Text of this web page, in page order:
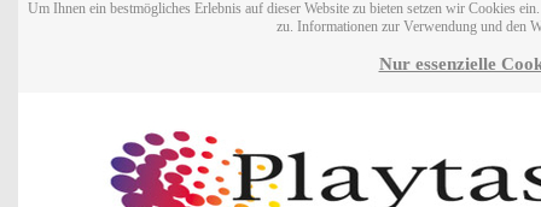
Um Ihnen ein bestmögliches Erlebnis auf dieser Website zu bieten setzen wir Cookies
zu. Informationen zur Verwendung und den
Nur essenzielle